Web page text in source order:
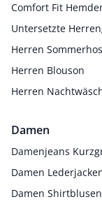
Comfort Fit
Untersetzte
Herren
Herren Blouson
Herren
Damen
Damenjeans
Damen
Damen Shirtblusen